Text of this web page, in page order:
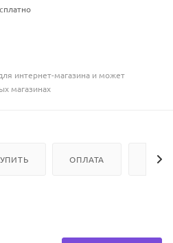
интернет-магазина и может
магазинах
ОПЛАТА